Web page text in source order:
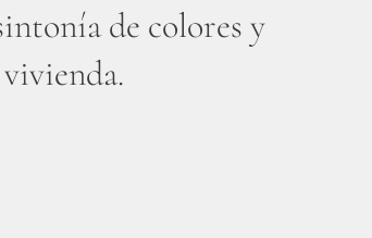
de colores y